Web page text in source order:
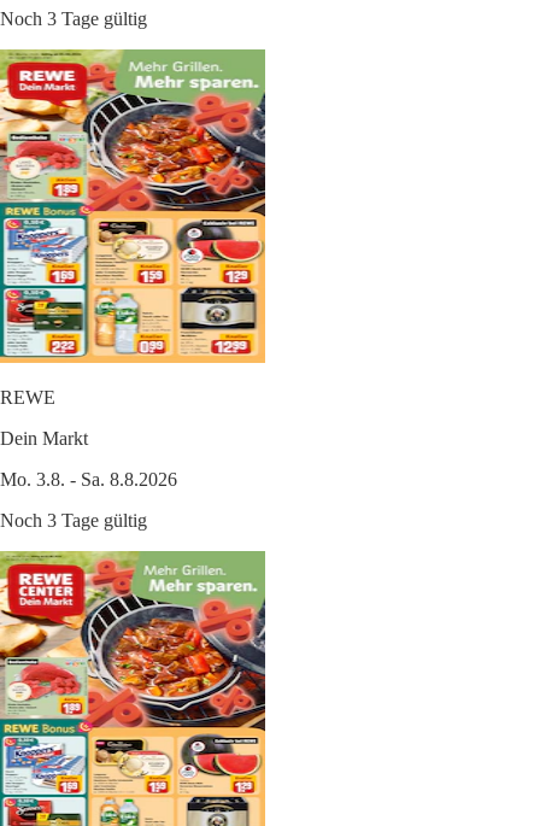
Noch 3 Tage gültig
REWE
Dein Markt
Mo. 3.8. - Sa. 8.8.2026
Noch 3 Tage gültig